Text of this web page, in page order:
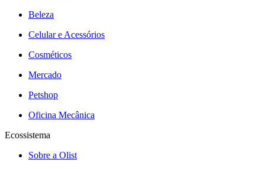
Beleza
Celular e Acessórios
Cosméticos
Mercado
Petshop
Oficina Mecânica
Ecossistema
Sobre a Olist